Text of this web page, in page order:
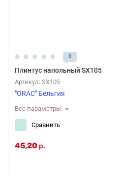
0
Плинтус напольный SX105
Артикул: SX105
"ORAC" Бельгия
Все параметры
Сравнить
45,20 р.